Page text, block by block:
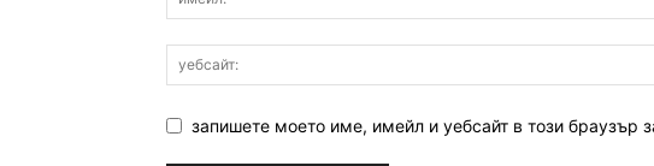
запишете моето име, имейл и уебсайт в този браузър